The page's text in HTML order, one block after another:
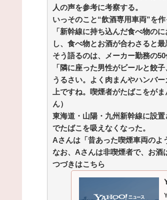
人の声を参考に考察する。
いっそのこと“飲酒専用車両”を
「新幹線に持ち込んだ食べ物の
し、食べ物とお酒が合わさると最
そう語るのは、メーカー勤務の
「隣に座った男性がビールと餃
うるさい。よく肉まんやハンバ
上ですね。喫煙者がたばこをが
ん）
東海道・山陽・九州新幹線に設
でたばこを吸えなくなった。
Aさんは「昔あった喫煙車両のよ
なお、Aさんは非喫煙者で、お酒
つづきはこちら